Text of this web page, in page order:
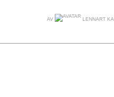
AV LENNART